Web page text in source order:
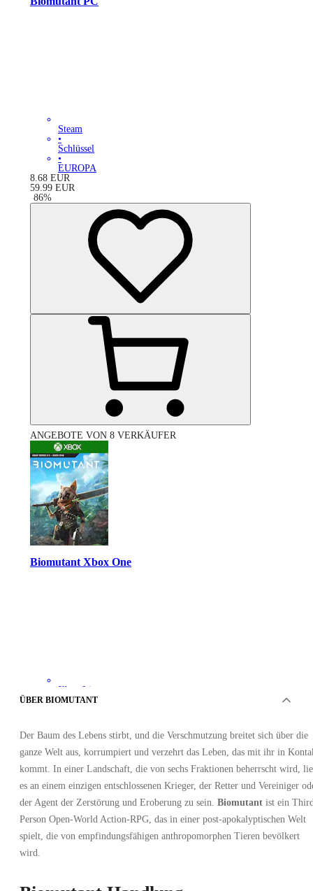
Steam
•
Schlüssel
•
EUROPA
8.68 EUR
59.99 EUR
-86%
ANGEBOTE VON 8 VERKÄUFER
Biomutant Xbox One
Xbox Live
•
ARGENTINIEN
5.09 EUR
59.99 EUR
-92 %
ÜBER BIOMUTANT
Der Baum des Lebens stirbt, und die Verschmutzung breitet sich über die
ganze Welt aus, korrumpiert und verzehrt das Leben, das mit ihr in
kommt. In einer Landschaft, die von sechs Fraktionen beherrscht wird,
es an einem einzigen entschlossenen Krieger, der Retter und Vereiniger
der Agent der Zerstörung und Eroberung zu sein. Biomutant ist ein
Person Open-World Action-RPG, das in einer post-apokalyptischen Welt
spielt, die von empfindungsfähigen anthropomorphen Tieren bevölkert
wird.